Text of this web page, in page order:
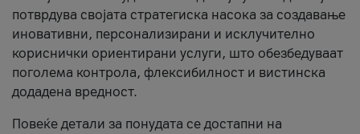
потврдува својата стратегиска насока за создавање
иновативни, персонализирани и исклучително
кориснички ориентирани услуги, што обезбедуваат
поголема контрола, флексибилност и вистинска
додадена вредност.
Повеќе детали за понудата се достапни на